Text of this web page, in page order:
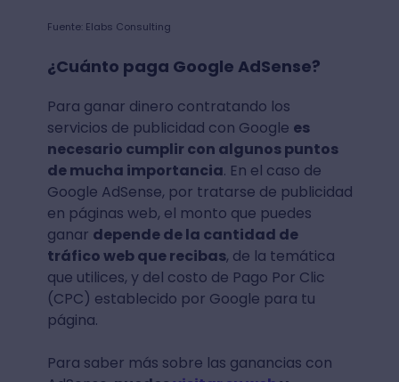
Fuente: Elabs Consulting
¿Cuánto paga Google AdSense?
Para ganar dinero contratando los
servicios de publicidad con Google es
necesario cumplir con algunos puntos
de mucha importancia. En el caso de
Google AdSense, por tratarse de publicidad
en páginas web, el monto que puedes
ganar depende de la cantidad de
tráfico web que recibas, de la temática
que utilices, y del costo de Pago Por Clic
(CPC) establecido por Google para tu
página.
Para saber más sobre las ganancias con